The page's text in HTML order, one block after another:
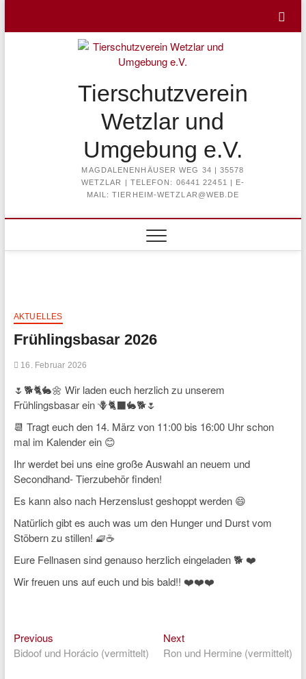
content
Tierschutzverein
Wetzlar und
Umgebung e.V.
MAGDALENENHÄUSER WEG 34 | 35578
WETZLAR | TELEFON: 06441 22451 | E-
MAIL: TIERHEIM-WETZLAR@WEB.DE
AKTUELLES
Frühlingsbasar 2026
16. Februar 2026
🌷🐕🐈🐇🌼 Wir laden euch herzlich zu unserem
Frühlingsbasar ein 🪻🐈‍⬛🐇🐕🌷
📆 Tragt euch den 14. März von 11:00 bis 16:00 Uhr schon
mal im Kalender ein 😊
Ihr werdet bei uns eine große Auswahl an neuem und
Secondhand- Tierzubehör finden!
Es kann also nach Herzenslust geshoppt werden 😄
Natürlich gibt es auch was um den Hunger und Durst vom
Stöbern zu stillen! 🧇☕
Eure Fellnasen sind genauso herzlich eingeladen 🐕 ❤️
Wir freuen uns auf euch und bis bald!! ❤️❤️❤️
Beitragsnavigation
PreviousPrevious
post:
Bidoof und Horácio (vermittelt)
NextNext
post:
Ron und Hermine (vermittelt)